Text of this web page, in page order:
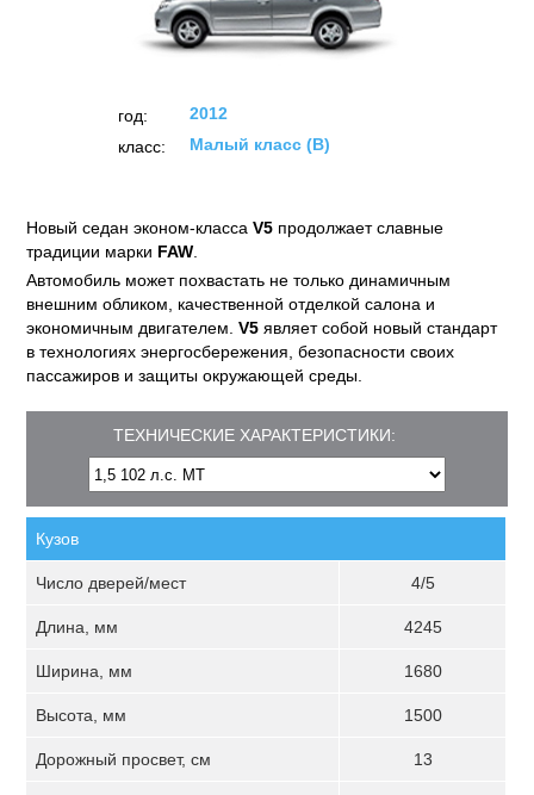
год:
2012
класс:
Малый класс (B)
Новый седан эконом-классаV5 продолжает славные
традиции марки FAW
Автомобиль может похвастать не только динамичным
внешним обликом, качественной отделкой салона и
экономичным двигателем.V5 являет собой новый стандарт
в технологиях энергосбережения, безопасности своих
пассажиров и защиты окружающей среды.
ТЕХНИЧЕСКИЕ ХАРАКТЕРИСТИКИ:
Кузов
Число дверей/мест 4/5
Длина, мм 4245
Ширина, мм 1680
Высота, мм 1500
Дорожный просвет, см 13